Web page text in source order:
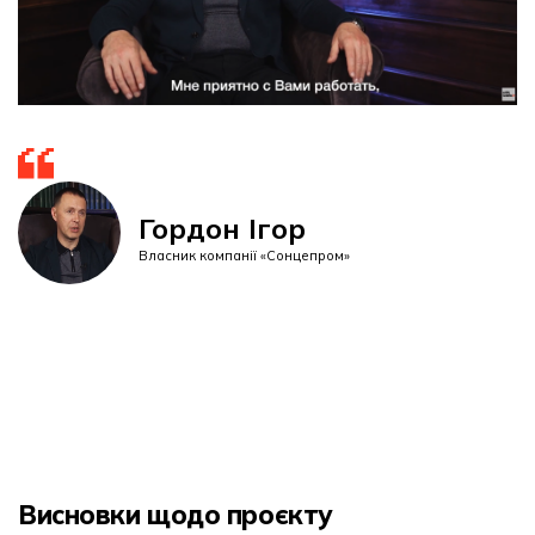
Гордон Ігор
Власник компанії «Сонцепром»
Висновки щодо проєкту